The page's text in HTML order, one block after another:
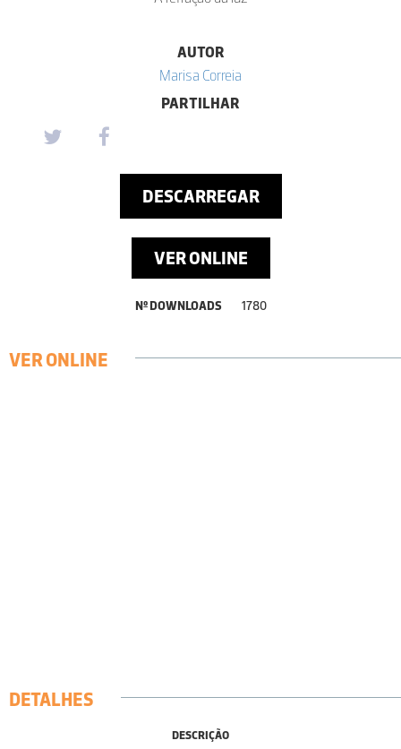
AUTOR
Marisa Correia
PARTILHAR
DESCARREGAR
VER ONLINE
Nº DOWNLOADS 1780
VER ONLINE
DETALHES
DESCRIÇÃO